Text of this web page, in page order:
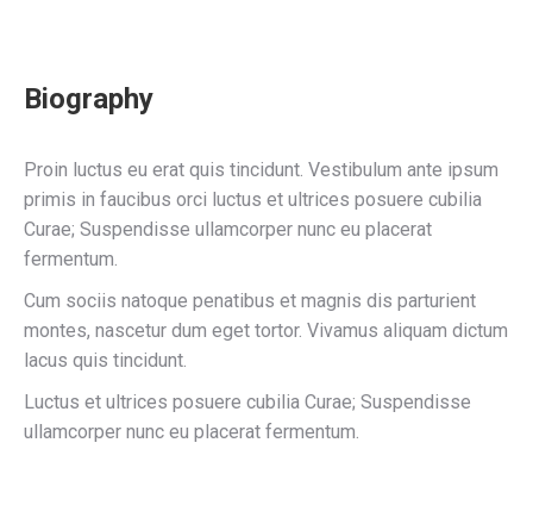
Biography
Proin luctus eu erat quis tincidunt. Vestibulum ante ipsum
primis in faucibus orci luctus et ultrices posuere cubilia
Curae; Suspendisse ullamcorper nunc eu placerat
fermentum.
Cum sociis natoque penatibus et magnis dis parturient
montes, nascetur dum eget tortor. Vivamus aliquam dictum
lacus quis tincidunt.
Luctus et ultrices posuere cubilia Curae; Suspendisse
ullamcorper nunc eu placerat fermentum.